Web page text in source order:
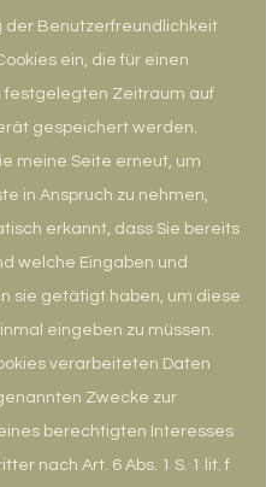
der Benutzerfreundlichkeit
ein, die für einen
festgelegten Zeitraum auf
gespeichert werden.
meine Seite erneut, um
in Anspruch zu nehmen,
erkannt, dass Sie bereits
welche Eingaben und
sie getätigt haben, um diese
eingeben zu müssen.
verarbeiteten Daten
Zwecke zur
berechtigten Interesses
nach Art. 6 Abs. 1 S. 1 lit. f